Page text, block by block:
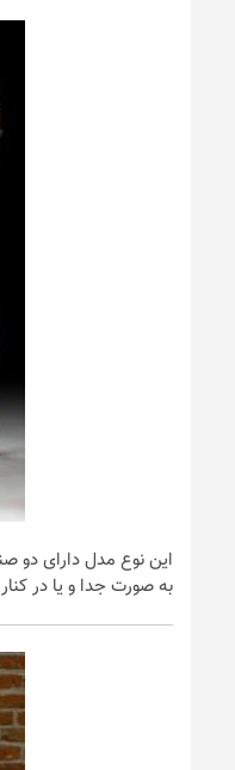
این نوع مدل دارای دو
به صورت جدا و یا در